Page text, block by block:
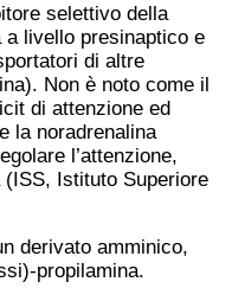
selettivo della
a livello presinaptico e
di altre
Non è noto come il
di attenzione ed
la noradrenalina
l’attenzione,
Istituto Superiore
derivato amminico,
propilamina.